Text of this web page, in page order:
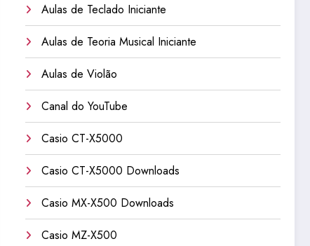
Aulas de Teclado Iniciante
Aulas de Teoria Musical Iniciante
Aulas de Violão
Canal do YouTube
Casio CT-X5000
Casio CT-X5000 Downloads
Casio MX-X500 Downloads
Casio MZ-X500